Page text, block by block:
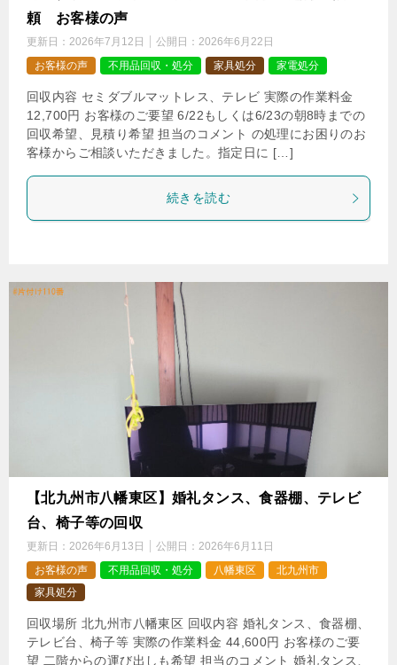
頼 お客様の声
更新日： 2026年7月12日 公開日： 2026年6月22日
お客様の声
不用品回収・処分 家具処分 家電処分
回収内容 セミダブルマットレス、テレビ 実際の作業料金
12,700円 お客様のご要望 6/22もしくは6/23の朝8時までの
回収希望、見積り希望 担当のコメント の処理にお困りのお
客様からご相談いただきました。指定日に […]
続きを読む
【北九州市八幡東区】婚礼タンス、食器棚、テレビ
台、椅子等の回収
更新日： 2026年6月13日 公開日： 2026年6月11日
お客様の声
不用品回収・処分 八幡東区
北九州市
家具処分
回収場所 北九州市八幡東区 回収内容 婚礼タンス、食器棚、
テレビ台、椅子等 実際の作業料金 44,600円 お客様のご要
望 二階からの運び出しも希望 担当のコメント 婚礼タンス、